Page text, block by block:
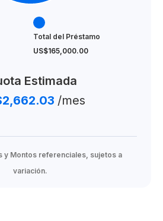
Total del Préstamo
US$165,000.00
Estimada
/mes
y Montos referenciales, sujetos a
variación.